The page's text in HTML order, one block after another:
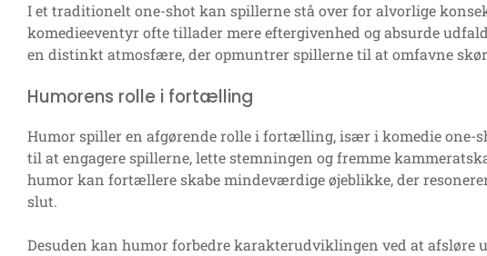
I et traditionelt one-shot kan spillerne stå over for alvorlige
komedieeventyr ofte tillader mere eftergivenhed og absurde
en distinkt atmosfære, der opmuntrer spillerne til at omfavne
Humorens rolle i fortælling
Humor spiller en afgørende rolle i fortælling, især i komedie one-
til at engagere spillerne, lette stemningen og fremme
humor kan fortællere skabe mindeværdige øjeblikke, der
slut.
Desuden kan humor forbedre karakterudviklingen ved at